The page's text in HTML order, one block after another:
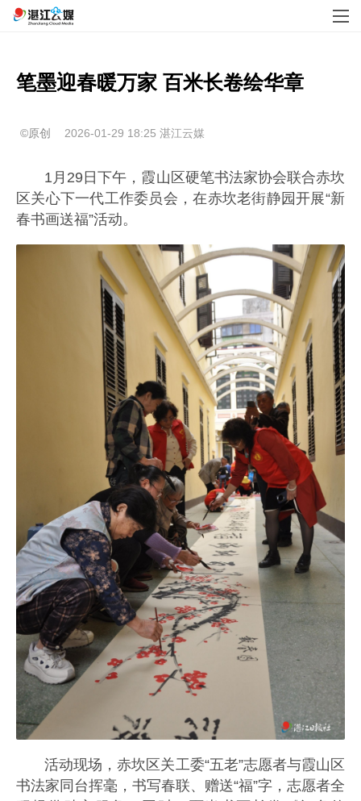
笔墨迎春暖万家 百米长卷绘华章
©原创 2026-01-29 18:25 湛江云媒
1月29日下午，霞山区硬笔书法家协会联合赤坎
区关心下一代工作委员会，在赤坎老街静园开展“新
春书画送福”活动。
活动现场，赤坎区关工委“五老”志愿者与霞山区
书法家同台挥毫，书写春联、赠送“福”字，志愿者全